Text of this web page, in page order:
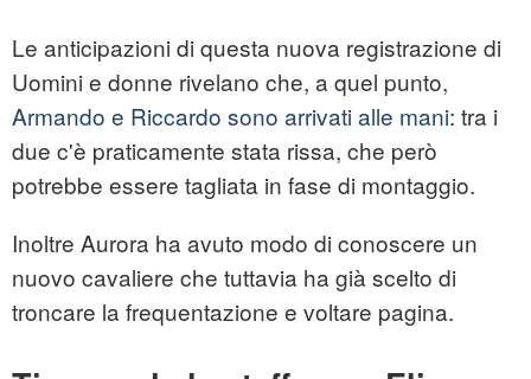
Le anticipazioni di questa nuova registrazione di
Uomini e donne rivelano che, a quel punto,
Armando e Riccardo sono arrivati alle mani: tra i
due c'è praticamente stata rissa, che però
potrebbe essere tagliata in fase di montaggio.
Inoltre Aurora ha avuto modo di conoscere un
nuovo cavaliere che tuttavia ha già scelto di
troncare la frequentazione e voltare pagina.